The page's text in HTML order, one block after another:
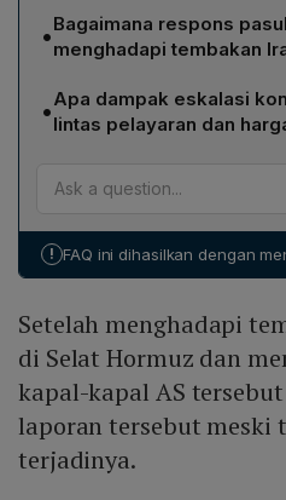
Iran menyatakan serangan
balasan atas tindakan
melumpuhkan sebuah
sekitar Teluk Oman,
televisi nasional Iran.
•Bagaimana respons
menghadapi tembakan
Pasukan AS yang
Hormuz serta mengalami
kapalnya kemudian
merinci waktu atau detail
tersebut.
•Apa dampak eskalasi
lintas pelayaran dan
Eskalasi membuat lalu
hampir berhenti total,
minyak dan LNG dari
banyak tempat.
! FAQ ini dihasilkan dengan
Setelah menghadapi
di Selat Hormuz dan
kapal-kapal AS
laporan tersebut meski
terjadinya.